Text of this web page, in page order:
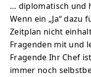
… diplomatisch und
Wenn ein „Ja“ dazu
Zeitplan nicht
Fragenden mit und
Fragende Ihr Chef
immer noch